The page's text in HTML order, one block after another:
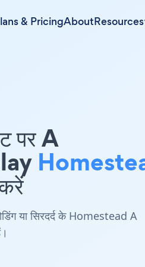
& PricingAboutResources
पर A
या सिरदर्द के Homestead A